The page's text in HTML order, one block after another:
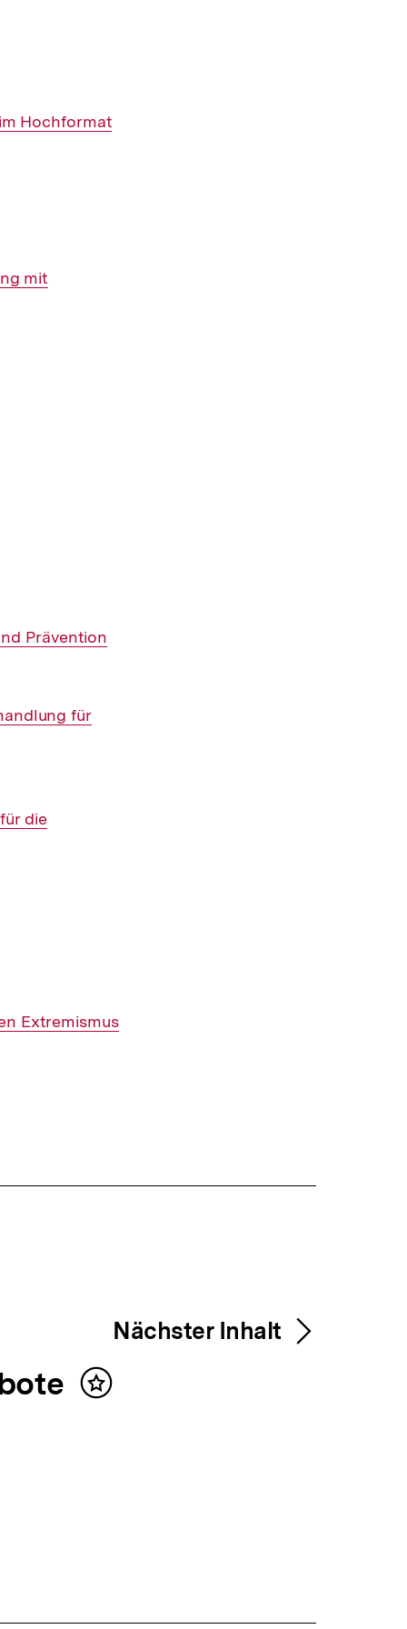
Hochformat
mit
Prävention
für
die
Extremismus
Nächster Inhalt
Inhalt